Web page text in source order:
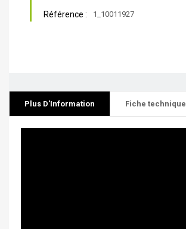
Référence : 1_10011927
Plus D'Information Fiche technique